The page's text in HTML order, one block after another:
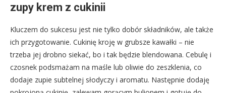
zupy krem z cukinii
Kluczem do sukcesu jest nie tylko dobór składników, ale także
ich przygotowanie. Cukinię kroję w grubsze kawałki – nie
trzeba jej drobno siekać, bo i tak będzie blendowana. Cebulę i
czosnek podsmażam na maśle lub oliwie do zeszklenia, co
dodaje zupie subtelnej słodyczy i aromatu. Następnie dodaję